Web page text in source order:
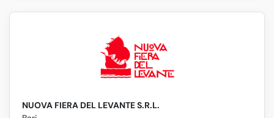
NUOVA FIERA DEL LEVANTE S.R.L.